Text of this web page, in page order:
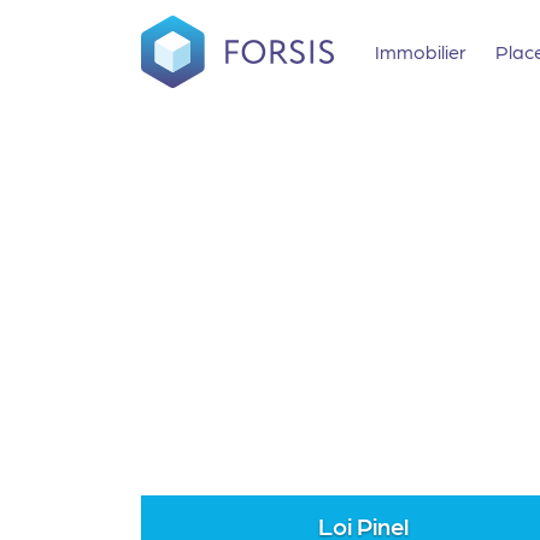
Immobilier
Loi Pinel